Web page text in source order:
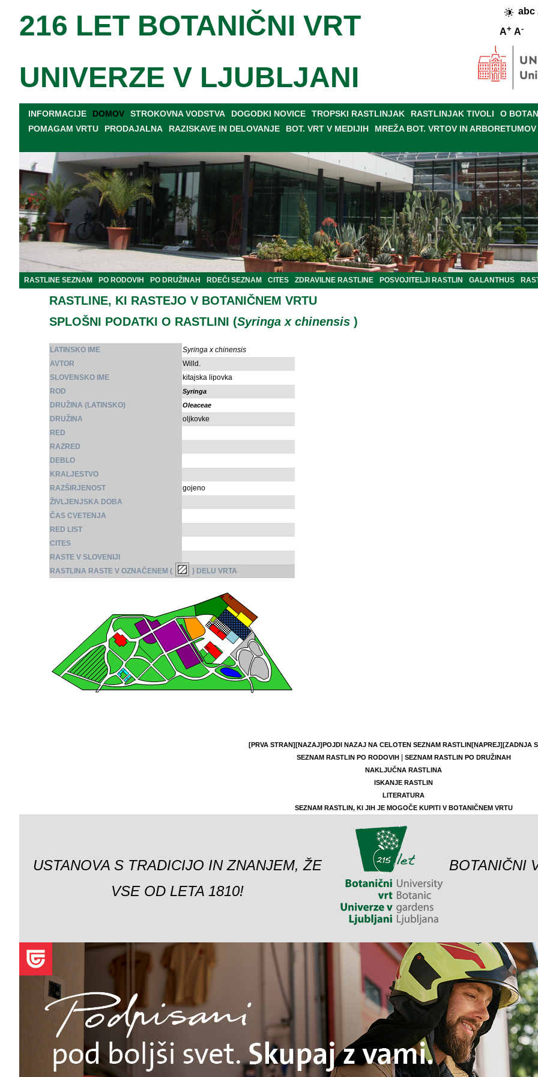
abc
A+ A-
216 LET BOTANIČNI VRT
UNIVERZE V LJUBLJANI
INFORMACIJE DOMOV STROKOVNA VODSTVA DOGODKI NOVICE TROPSKI RASTLINJAK RASTLINJAK TIVOLI O
POMAGAM VRTU
PRODAJALNA RAZISKAVE IN DELOVANJE BOT. VRT V MEDIJIH MREŽA BOT. VRTOV IN ARBORETUMOV
RASTLINE SEZNAM PO RODOVIH PO DRUŽINAH RDEČI SEZNAM CITES ZDRAVILNE RASTLINE POSVOJITELJI RASTLIN GALANTHUS
RASTLINE, KI RASTEJO V BOTANIČNEM VRTU
SPLOŠNI PODATKI O RASTLINI (Syringa x chinensis )
LATINSKO IME
Syringa x chinensis
AVTOR
Willd.
SLOVENSKO IME
kitajska lipovka
ROD
Syringa
DRUŽINA (LATINSKO) Oleaceae
DRUŽINA
oljkovke
RED
RAZRED
DEBLO
KRALJESTVO
RAZŠIRJENOST
gojeno
ŽIVLJENJSKA DOBA
ČAS CVETENJA
RED LIST
CITES
RASTE V SLOVENIJI
RASTLINA RASTE V OZNAČENEM (
) DELU VRTA
[PRVA STRAN][NAZAJ]POJDI NAZAJ NA CELOTEN SEZNAM RASTLIN[NAPREJ][ZADNJA
SEZNAM RASTLIN PO RODOVIH|
SEZNAM RASTLIN PO DRUŽINAH
NAKLJUČNA RASTLINA
ISKANJE RASTLIN
LITERATURA
SEZNAM RASTLIN, KI JIH JE MOGOČE KUPITI V BOTANIČNEM VRTU
USTANOVA S TRADICIJO IN ZNANJEM, ŽE
VSE OD LETA 1810!
BOTANIČNI